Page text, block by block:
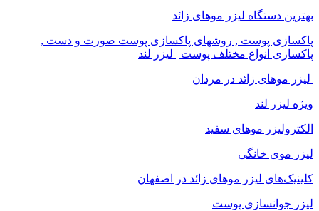
بهترین دستگاه لیزر موهای زائد
پاکسازی پوست , روشهای پاکسازی پوست صورت و دست ,
پاکسازی انواع مختلف پوست | لیزر لند
لیزر موهای زائد در مردان
ویژه لیزر لند
الکترولیزر موهای سفید
لیزر موی خانگی
کلینیک‌های لیزر موهای زائد در اصفهان
لیزر جوانسازی پوست